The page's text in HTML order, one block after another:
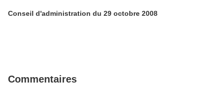
Conseil d'administration du 29 octobre 2008
Commentaires